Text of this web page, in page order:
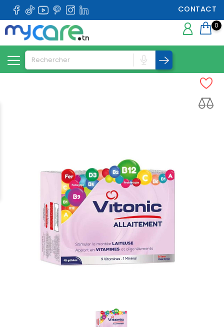
CONTACT
0